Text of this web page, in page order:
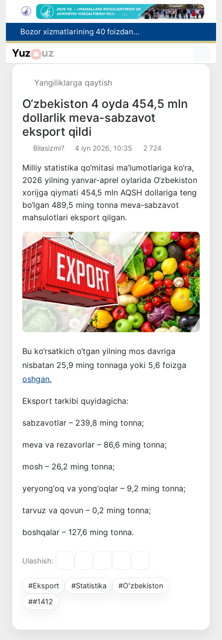
“Men tanigan O‘zbekiston!”
Adolat, xolislik, rostlik va halollik muhitini yaratishga qaratilgan yangi qonun tafsiloti
O'zbekistonda zilzila sodir bo'ldi
Yuz uz
Yangiliklarga qaytish
O‘zbekiston 4 oyda 454,5 mln
dollarlik meva-sabzavot
eksport qildi
Bilasizmi? 4 iyn 2026, 10:35 2 724
Milliy statistika qo‘mitasi ma’lumotlariga ko‘ra,
2026 yilning yanvar-aprel oylarida O‘zbekiston
xorijga qiymati 454,5 mln AQSH dollariga teng
bo‘lgan 489,5 ming tonna meva-sabzavot
mahsulotlari eksport qilgan.
Bu ko‘rsatkich o‘tgan yilning mos davriga
nisbatan 25,9 ming tonnaga yoki 5,6 foizga
oshgan.
Eksport tarkibi quyidagicha:
sabzavotlar – 239,8 ming tonna;
meva va rezavorlar – 86,6 ming tonna;
mosh – 26,2 ming tonna;
yeryong‘oq va yong‘oqlar – 9,2 ming tonna;
tarvuz va qovun – 0,2 ming tonna;
boshqalar – 127,6 ming tonna.
Ulashish:
#Eksport #Statistika
#Oʻzbekiston
##1412